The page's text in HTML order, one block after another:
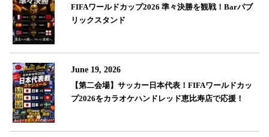
FIFAワールドカップ2026 準々決勝を観戦！Barパブ
リックスタンド
June 19, 2026
【第二会場】サッカー日本代表！FIFAワールドカッ
プ2026をカラオケハンドレッド恵比寿店で応援！